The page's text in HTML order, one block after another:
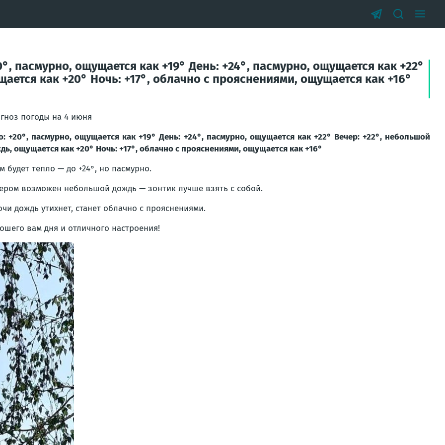
пасмурно, ощущается как +19° День: +24°, пасмурно, ощущается как +22°
как +20° Ночь: +17°, облачно с прояснениями, ощущается как +16°
погоды на 4 июня
+20°, пасмурно, ощущается как +19° День: +24°, пасмурно, ощущается как +22° Вечер: +22°, небольшой
ощущается как +20° Ночь: +17°, облачно с прояснениями, ощущается как +16°
будет тепло — до +24°, но пасмурно.
возможен небольшой дождь — зонтик лучше взять с собой.
дождь утихнет, станет облачно с прояснениями.
вам дня и отличного настроения!